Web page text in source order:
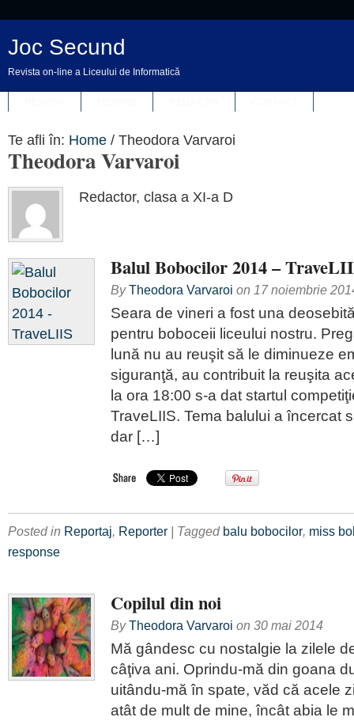
Joc Secund
Revista on-line a Liceului de Informatică
Te afli în: Home / Theodora Varvaroi
Theodora Varvaroi
Redactor, clasa a XI-a D
Balul Bobocilor 2014 –
ByTheodora Varvaroi on 17 noiembrie
Seara de vineri a fost una
pentru boboceii liceului nostru.
lună nu au reuşit să le diminueze
siguranţă, au contribuit la reuşita
la ora 18:00 s-a dat startul
TraveLIIS. Tema balului a încercat
dar […]
Posted in Reportaj, Reporter | Tagged balu bobocilor, miss
response
Copilul din noi
ByTheodora Varvaroi on 30 mai 2014
Mă gândesc cu nostalgie la zilele
câţiva ani. Oprindu-mă din goana
uitându-mă în spate, văd că acele
atât de mult de mine, încât abia le